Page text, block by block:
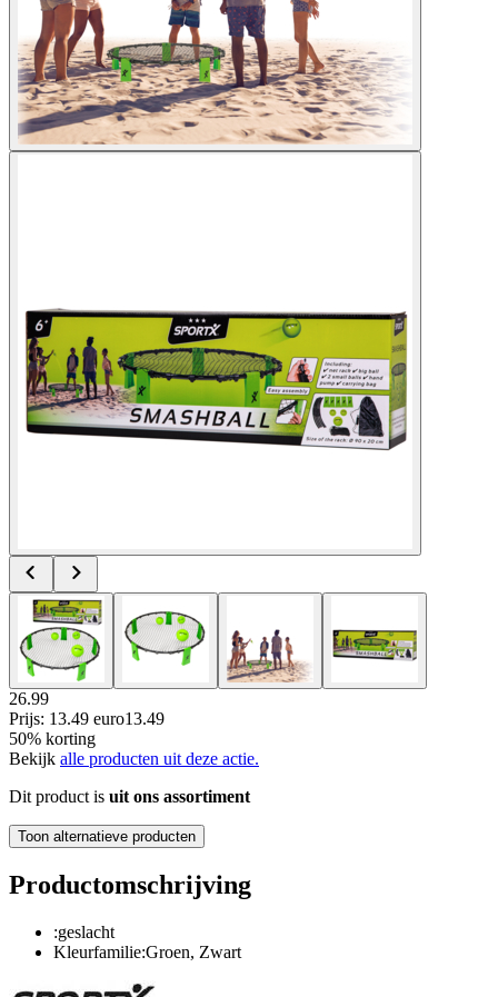
26.99
Prijs: 13.49 euro13.49
50% korting
Bekijk alle producten uit deze actie.
Dit product is uit ons assortiment
Toon alternatieve producten
Productomschrijving
:geslacht
Kleurfamilie:Groen, Zwart